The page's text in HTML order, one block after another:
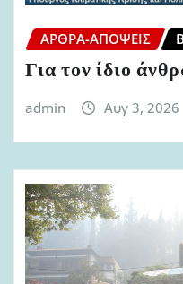
ΆΡΘΡΑ-ΑΠΌΨΕΙΣ
Για τον ίδιο
admin Αυγ 3, 2026